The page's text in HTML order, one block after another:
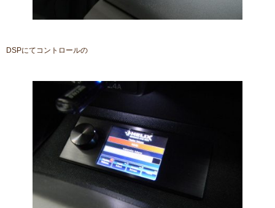
DSPにてコントロールの